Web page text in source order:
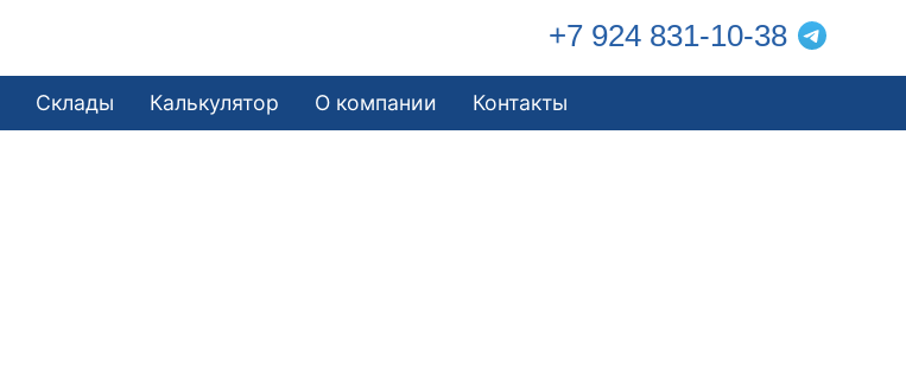
+7 924 831-10-38
Склады Калькулятор О компании Контакты